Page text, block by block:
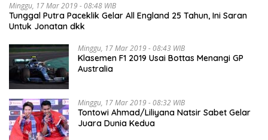
Minggu, 17 Mar 2019 - 08:48 WIB
Tunggal Putra Paceklik Gelar All England 25 Tahun, Ini Saran
Untuk Jonatan dkk
Minggu, 17 Mar 2019 - 08:43 WIB
Klasemen F1 2019 Usai Bottas Menangi GP
Australia
Minggu, 17 Mar 2019 - 08:32 WIB
Tontowi Ahmad/Liliyana Natsir Sabet Gelar
Juara Dunia Kedua